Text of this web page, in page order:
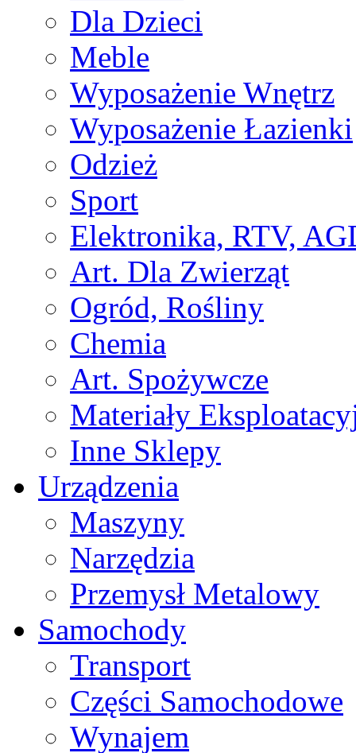
Dla Dzieci
Meble
Wyposażenie Wnętrz
Wyposażenie Łazienki
Odzież
Sport
Elektronika, RTV,
Art. Dla Zwierząt
Ogród, Rośliny
Chemia
Art. Spożywcze
Materiały
Inne Sklepy
Urządzenia
Maszyny
Narzędzia
Przemysł Metalowy
Samochody
Transport
Części Samochodowe
Wynajem